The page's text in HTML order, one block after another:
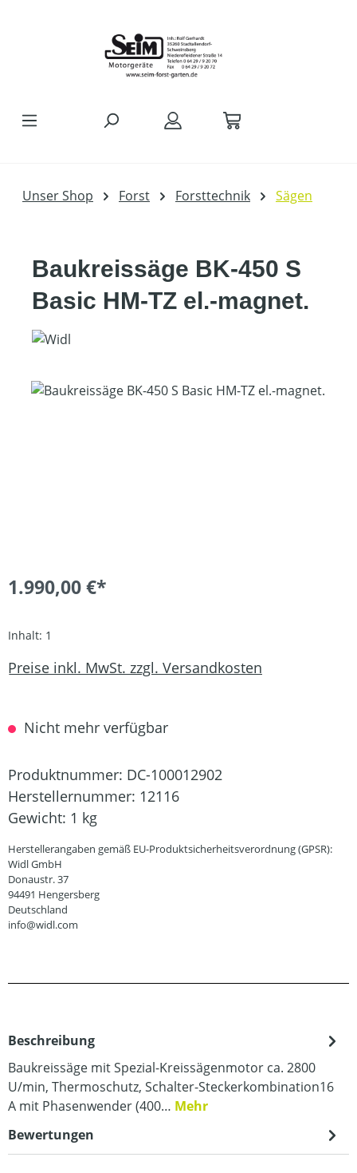
Unser Shop Forst Forsttechnik Sägen
Baukreissäge BK-450 S
Basic HM-TZ el.-magnet.
Bildergalerie überspringen
1.990,00 €*
Inhalt: 1
Preise inkl. MwSt. zzgl. Versandkosten
Nicht mehr verfügbar
Produktnummer: DC-100012902
Herstellernummer: 12116
Gewicht: 1 kg
Herstellerangaben gemäß EU-Produktsicherheitsverordnung (GPSR):
Widl GmbH
Donaustr. 37
94491 Hengersberg
Deutschland
info@widl.com
Beschreibung
Baukreissäge mit Spezial-Kreissägenmotor ca. 2800
U/min, Thermoschutz, Schalter-Steckerkombination16
A mit Phasenwender (400… Mehr
Bewertungen